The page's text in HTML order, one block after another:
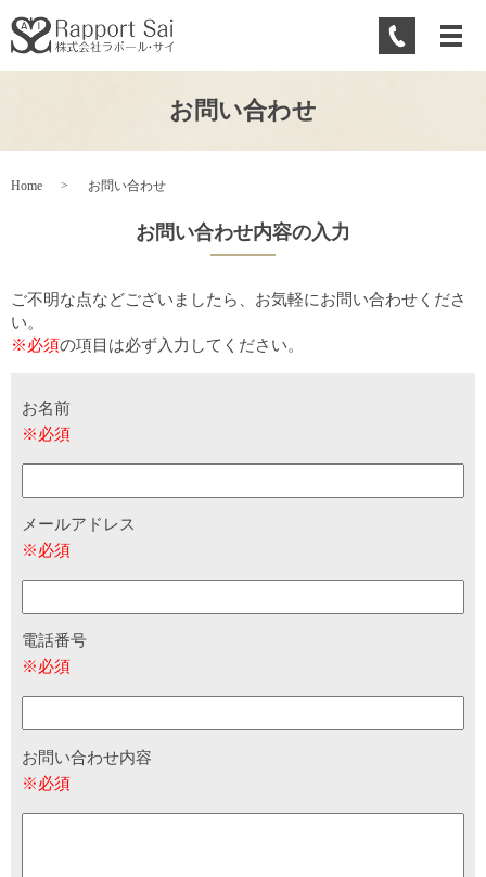
お問い合わせ
Home お問い合わせ
お問い合わせ内容の入力
ご不明な点などございましたら、お気軽にお問い合わせくださ
い。
※必須の項目は必ず入力してください。
お名前
※必須
メールアドレス
※必須
電話番号
※必須
お問い合わせ内容
※必須